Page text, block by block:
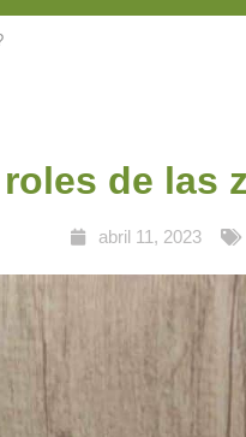
de las
abril 11, 2023